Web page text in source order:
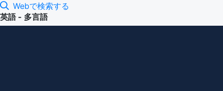
Webで検索する
英語 - 多言語